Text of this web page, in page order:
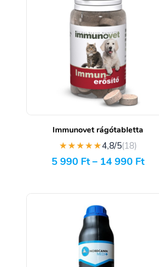
Immunovet rágótabletta
★★★★★4,8/5(18)
5 990 Ft– 14 990 Ft